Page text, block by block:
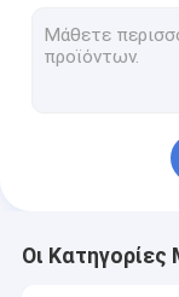
Ενότητα
Σφαιρική
Οι Κατηγορίες